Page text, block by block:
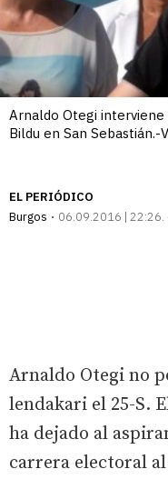
Arnaldo Otegi interviene
Bildu en San Sebastián.-
EL PERIÓDICO
Burgos
06.09.2016 | 22:26
Arnaldo Otegi no
lendakari el 25-S.
ha dejado al
carrera electoral